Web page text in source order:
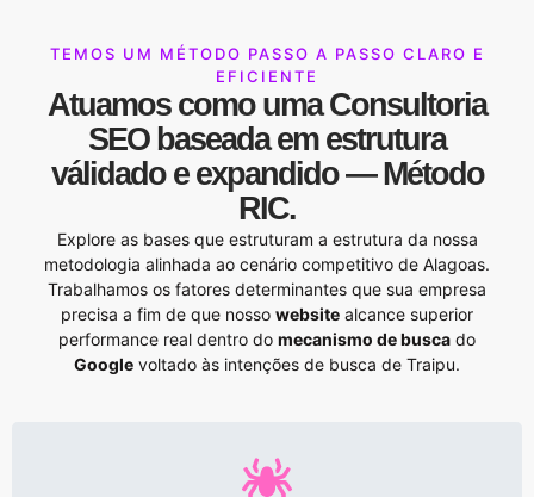
TEMOS UM MÉTODO PASSO A PASSO CLARO E
EFICIENTE
Atuamos como umaConsultoria
SEObaseada em estrutura
válidado e expandido —Método
RIC.
Explore as bases que estruturam a estrutura da nossa
metodologia alinhada ao cenário competitivo de Alagoas.
Trabalhamos os fatores determinantes que sua empresa
precisa a fim de que nosso website alcance superior
performance real dentro do mecanismo de busca do
Google voltado às intenções de busca de Traipu.